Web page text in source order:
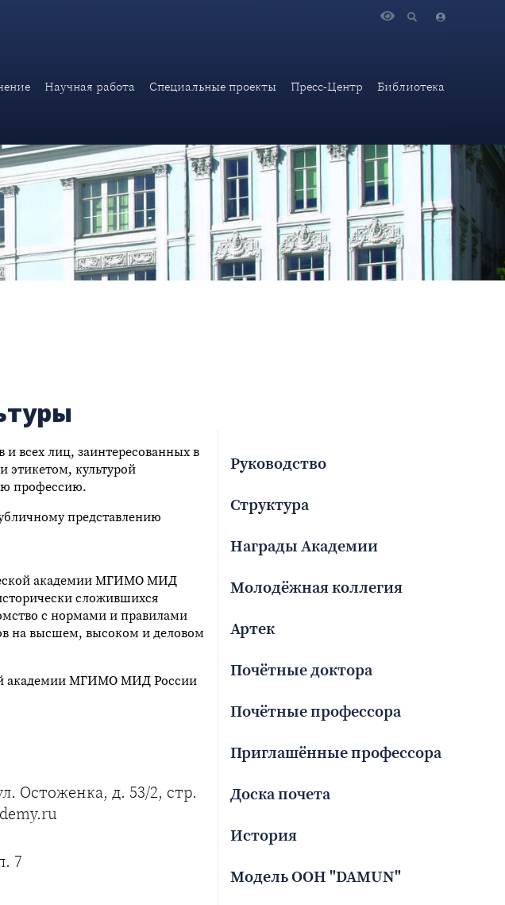
Научная работа Специальные проекты Пресс-Центр Библиотека
всех лиц, заинтересованных в
этикетом, культурой
профессию.
представлению
академии МГИМО МИД
сложившихся
с нормами и правилами
на высшем, высоком и деловом
академии МГИМО МИД России
Остоженка, д. 53/2, стр.
7
Руководство
Структура
Награды Академии
Молодёжная коллегия
Артек
Почётные доктора
Почётные профессора
Приглашённые профессора
Доска почета
История
Модель ООН "DAMUN"